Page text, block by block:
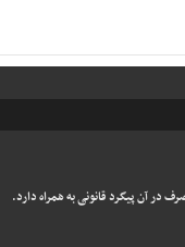
در آن پیگرد قانونی به همراه دارد.